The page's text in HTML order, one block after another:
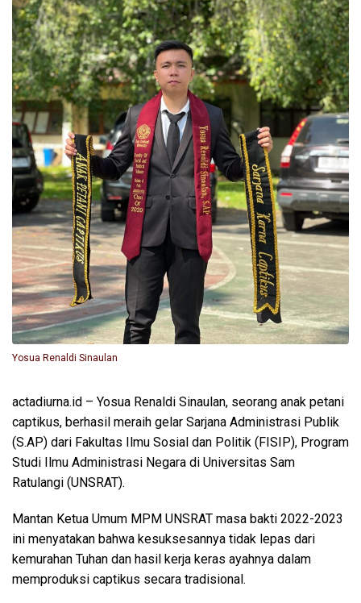
Yosua Renaldi Sinaulan
actadiurna.id – Yosua Renaldi Sinaulan, seorang anak petani
captikus, berhasil meraih gelar Sarjana Administrasi Publik
(S.AP) dari Fakultas Ilmu Sosial dan Politik (FISIP), Program
Studi Ilmu Administrasi Negara di Universitas Sam
Ratulangi (UNSRAT).
Mantan Ketua Umum MPM UNSRAT masa bakti 2022-2023
ini menyatakan bahwa kesuksesannya tidak lepas dari
kemurahan Tuhan dan hasil kerja keras ayahnya dalam
memproduksi captikus secara tradisional.